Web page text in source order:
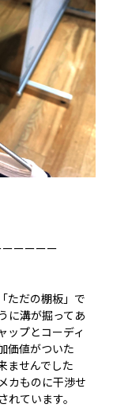
ーーーー
ただの棚板」で
に溝が掘ってあ
ップとコーディ
価値がついた
ませんでした
カものに干渉せ
ています。